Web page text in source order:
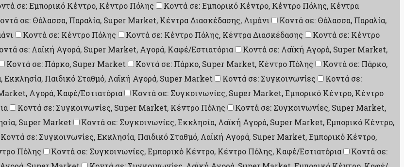
σε: Εμπορικό Κέντρο, Κέντρο Πόλης
Κοντά σε: Εμπορικό Κέντρο, Κέντρο Πόλης, Κέντρα
σε: Θάλασσα, Παραλία, Super Market, Κέντρα Διασκέδασης, Λιμάνι
Κοντά σε: Θάλασσα, Παραλία,
Κοντά σε: Κέντρο Πόλης Κοντά σε: Κέντρο Πόλης, Κέντρα Διασκέδασης
Κοντά σε: Κέντρο
σε: Λαϊκή Αγορά, Super Market, Aγορά, Καφέ/Εστιατόρια
Κοντά σε: Λαϊκή Αγορά, Super Market,
Κοντά σε: Πάρκο, Super Market Κοντά σε: Πάρκο, Super Market, Κέντρο Πόλης
Κοντά σε: Πάρκο,
Εκκλησία, Παιδικό Σταθμό, Λαϊκή Αγορά, Super Market Κοντά σε: Συγκοινωνίες
Κοντά σε:
Aγορά, Καφέ/Εστιατόρια
Κοντά σε: Συγκοινωνίες, Super Market, Εμπορικό Κέντρο, Κέντρο
Κοντά σε: Συγκοινωνίες, Super Market, Κέντρο Πόλης
Κοντά σε: Συγκοινωνίες, Super Market,
Super Market
Κοντά σε: Συγκοινωνίες, Εκκλησία, Λαϊκή Αγορά, Super Market, Εμπορικό Κέντρο,
Κοντά σε: Συγκοινωνίες, Εκκλησία, Παιδικό Σταθμό, Λαϊκή Αγορά, Super Market, Εμπορικό Κέντρο,
Πόλης Κοντά σε: Συγκοινωνίες, Εμπορικό Κέντρο, Κέντρο Πόλης, Καφέ/Εστιατόρια
Κοντά σε: